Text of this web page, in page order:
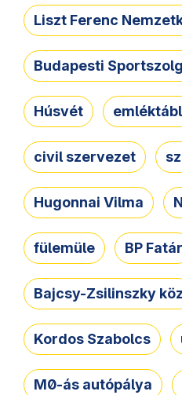
Liszt Ferenc
Budapesti
Húsvét
civil szervezet
Hugonnai Vilma
fülemüle BP Fatár
Bajcsy-Zsilinszky köz
Kordos Szabolcs
M0-ás autópálya